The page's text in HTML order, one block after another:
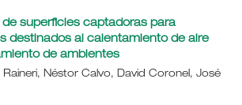
de superficies captadoras para
destinados al calentamiento de aire
de ambientes
Néstor Calvo, David Coronel, José